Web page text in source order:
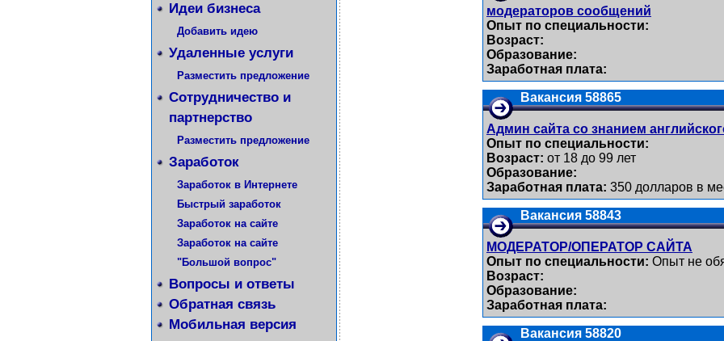
Идеи бизнеса
Добавить идею
Удаленные услуги
Разместить предложение
Сотрудничество и
партнерство
Разместить предложение
Заработок
Заработок в Интернете
Быстрый заработок
Заработок на сайте
Заработок на сайте
"Большой вопрос"
Вопросы и ответы
Обратная связь
Мобильная версия
модераторов сообщений
Опыт по специальности:
Возраст:
Образование:
Заработная плата:
Вакансия 58865
Админ сайта со знанием
Опыт по специальности:
Возраст: от 18 до 99 лет
Образование:
Заработная плата: 350 долларов в
Вакансия 58843
МОДЕРАТОР/ОПЕРАТОР САЙТА
Опыт по специальности: Опыт не
Возраст:
Образование:
Заработная плата:
Вакансия 58820